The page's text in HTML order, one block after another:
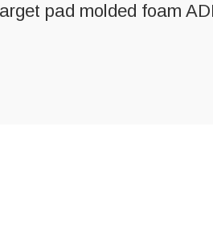
pad molded foam